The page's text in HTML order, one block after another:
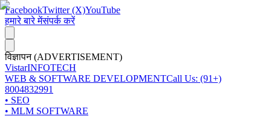
FacebookTwitter (X)YouTube
हमारे बारे मेंसंपर्क करें
विज्ञापन (ADVERTISEMENT)
VistarINFOTECH
WEB & SOFTWARE DEVELOPMENTCall Us: (91+)
8004832991
• SEO
• MLM SOFTWARE